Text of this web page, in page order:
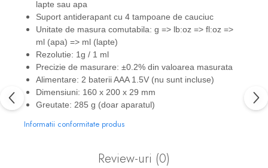
lapte sau apa
Suport antiderapant cu 4 tampoane de cauciuc
Unitate de masura comutabila: g => lb:oz => fl:oz =>
ml (apa) => ml (lapte)
Rezolutie: 1g / 1 ml
Precizie de masurare: ±0.2% din valoarea masurata
Alimentare: 2 baterii AAA 1.5V (nu sunt incluse)
Dimensiuni: 160 x 200 x 29 mm
Greutate: 285 g (doar aparatul)
Informatii conformitate produs
Review-uri (0)